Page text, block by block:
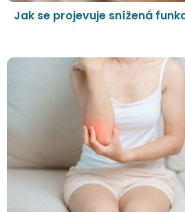
Jak se projevuje snížená